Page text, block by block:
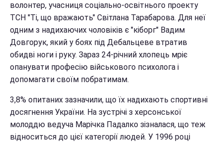
волонтер, учасниця соціально-освітнього проекту
ТСН "Ті, що вражають" Світлана Тарабарова. Для неї
одним з надихаючих чоловіків є "кіборг" Вадим
Довгорук, який у боях під Дебальцеве втратив
обидві ноги і руку. Зараз 24-річний хлопець мріє
опанувати професію військового психолога і
допомагати своїм побратимам.
3,8% опитаних зазначили, що їх надихають спортивні
досягнення України. На зустрічі з херсонської
молоддю ведуча Марічка Падалко зізналася, що теж
відноситься до цієї категорії людей. У 1996 році